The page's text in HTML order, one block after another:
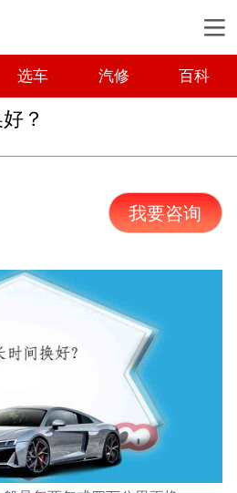
选车 汽修 百科
？
我要咨询